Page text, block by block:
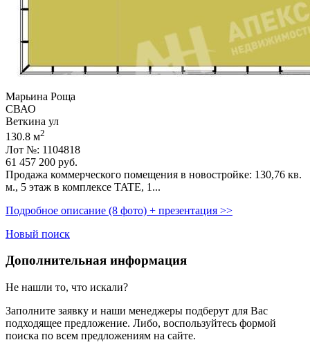
Марьина Роща
СВАО
Веткина ул
130.8 м2
Лот №: 1104818
61 457 200 руб.
Продажа коммерческого помещения в новостройке: 130,­76 кв.
м.,­ 5 этаж в комплексе TATE,­ 1...
Подробное описание (8 фото) + презентация >>
Новый поиск
Дополнительная информация
Не нашли то, что искали?
Заполните заявку и наши менеджеры подберут для Вас
подходящее предложение. Либо, воспользуйтесь формой
поиска по всем предложениям на сайте.